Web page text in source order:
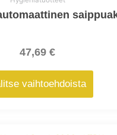
47,69 €
vaihtoehdoista
sivulla.